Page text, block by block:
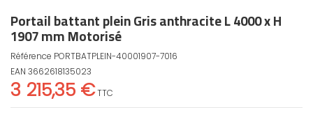
Portail battant plein Gris anthracite L 4000 x H
1907 mm Motorisé
Référence PORTBATPLEIN-40001907-7016
EAN 3662618135023
3 215,35 €TTC